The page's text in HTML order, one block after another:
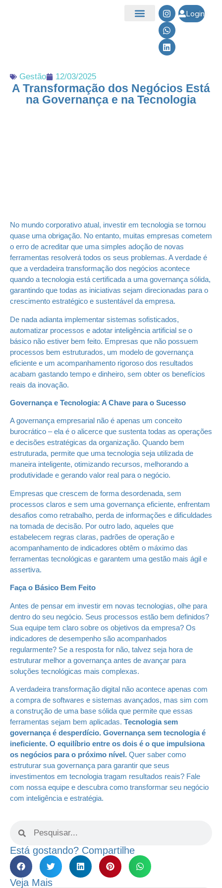
Login
Gestão 12/03/2025
A Transformação dos Negócios Está
na Governança e na Tecnologia
No mundo corporativo atual, investir em tecnologia se tornou
quase uma obrigação. No entanto, muitas empresas cometem
o erro de acreditar que uma simples adoção de novas
ferramentas resolverá todos os seus problemas. A verdade é
que a verdadeira transformação dos negócios acontece
quando a tecnologia está certificada a uma governança sólida,
garantindo que todas as iniciativas sejam direcionadas para o
crescimento estratégico e sustentável da empresa.
De nada adianta implementar sistemas sofisticados,
automatizar processos e adotar inteligência artificial se o
básico não estiver bem feito. Empresas que não possuem
processos bem estruturados, um modelo de governança
eficiente e um acompanhamento rigoroso dos resultados
acabam gastando tempo e dinheiro, sem obter os benefícios
reais da inovação.
Governança e Tecnologia: A Chave para o Sucesso
A governança empresarial não é apenas um conceito
burocrático – ela é o alicerce que sustenta todas as operações
e decisões estratégicas da organização. Quando bem
estruturada, permite que uma tecnologia seja utilizada de
maneira inteligente, otimizando recursos, melhorando a
produtividade e gerando valor real para o negócio.
Empresas que crescem de forma desordenada, sem
processos claros e sem uma governança eficiente, enfrentam
desafios como retrabalho, perda de informações e dificuldades
na tomada de decisão. Por outro lado, aqueles que
estabelecem regras claras, padrões de operação e
acompanhamento de indicadores obtêm o máximo das
ferramentas tecnológicas e garantem uma gestão mais ágil e
assertiva.
Faça o Básico Bem Feito
Antes de pensar em investir em novas tecnologias, olhe para
dentro do seu negócio. Seus processos estão bem definidos?
Sua equipe tem claro sobre os objetivos da empresa? Os
indicadores de desempenho são acompanhados
regularmente? Se a resposta for não, talvez seja hora de
estruturar melhor a governança antes de avançar para
soluções tecnológicas mais complexas.
A verdadeira transformação digital não acontece apenas com
a compra de softwares e sistemas avançados, mas sim com
a construção de uma base sólida que permite que essas
ferramentas sejam bem aplicadas. Tecnologia sem
governança é desperdício. Governança sem tecnologia é
ineficiente. O equilíbrio entre os dois é o que impulsiona
os negócios para o próximo nível. Quer saber como
estruturar sua governança para garantir que seus
investimentos em tecnologia tragam resultados reais? Fale
com nossa equipe e descubra como transformar seu negócio
com inteligência e estratégia.
Está gostando? Compartilhe
Veja Mais